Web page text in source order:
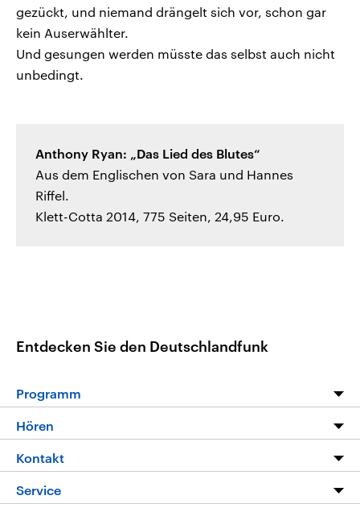
gezückt, und niemand drängelt sich vor, schon gar
kein Auserwählter.
Und gesungen werden müsste das selbst auch nicht
unbedingt.
Anthony Ryan: „Das Lied des Blutes“
Aus dem Englischen von Sara und Hannes
Riffel.
Klett-Cotta 2014, 775 Seiten, 24,95 Euro.
Entdecken Sie den Deutschlandfunk
Programm
Programm
Die Nachrichten
Nachrichtenleicht
Hören
Livestream
Podcasts
Kontakt
Hörerservice
Service